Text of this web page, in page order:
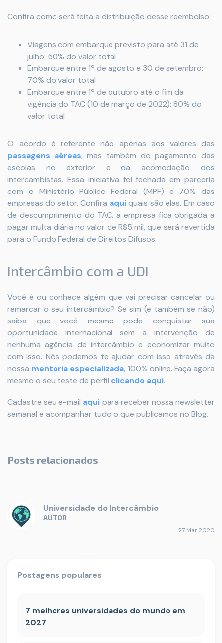
Confira como será feita a distribuição desse reembolso:
Viagens com embarque previsto para até 31 de
julho: 50% do valor total
Embarque entre 1º de agosto e 30 de setembro:
70% do valor total
Embarque entre 1º de outubro até o fim da
vigência do TAC (10 de março de 2022): 80% do
valor total
O acordo é referente não apenas aos valores das
passagens aéreas, mas também do pagamento das
escolas no exterior e da acomodação dos
intercambistas. Essa iniciativa foi fechada em parceria
com o Ministério Público Federal (MPF) e 70% das
empresas do setor. Confira aqui quais são elas. Em caso
de descumprimento do TAC, a empresa fica obrigada a
pagar multa diária no valor de R$5 mil, que será revertida
para o Fundo Federal de Direitos Difusos.
Intercâmbio com a UDI
Você é ou conhece algém que vai precisar cancelar ou
remarcar o seu intercâmbio? Se sim (e também se não)
saiba que você mesmo pode conquistar sua
oportunidade internacional sem a intervenção de
nenhuma agência de intercâmbio e economizar muito
com isso. Nós podemos te ajudar com isso através da
nossa mentoria especializada, 100% online. Faça agora
mesmo o seu teste de perfil clicando aqui.
Cadastre seu e-mail aqui para receber nossa newsletter
semanal e acompanhar tudo o que publicamos no Blog.
Posts relacionados
Universidade do Intercâmbio
AUTOR
27 Mar 2020
Postagens populares
7 melhores universidades do mundo em
2027